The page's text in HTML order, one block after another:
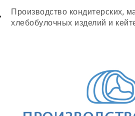
Производство кондитерских,
хлебобулочных изделий и